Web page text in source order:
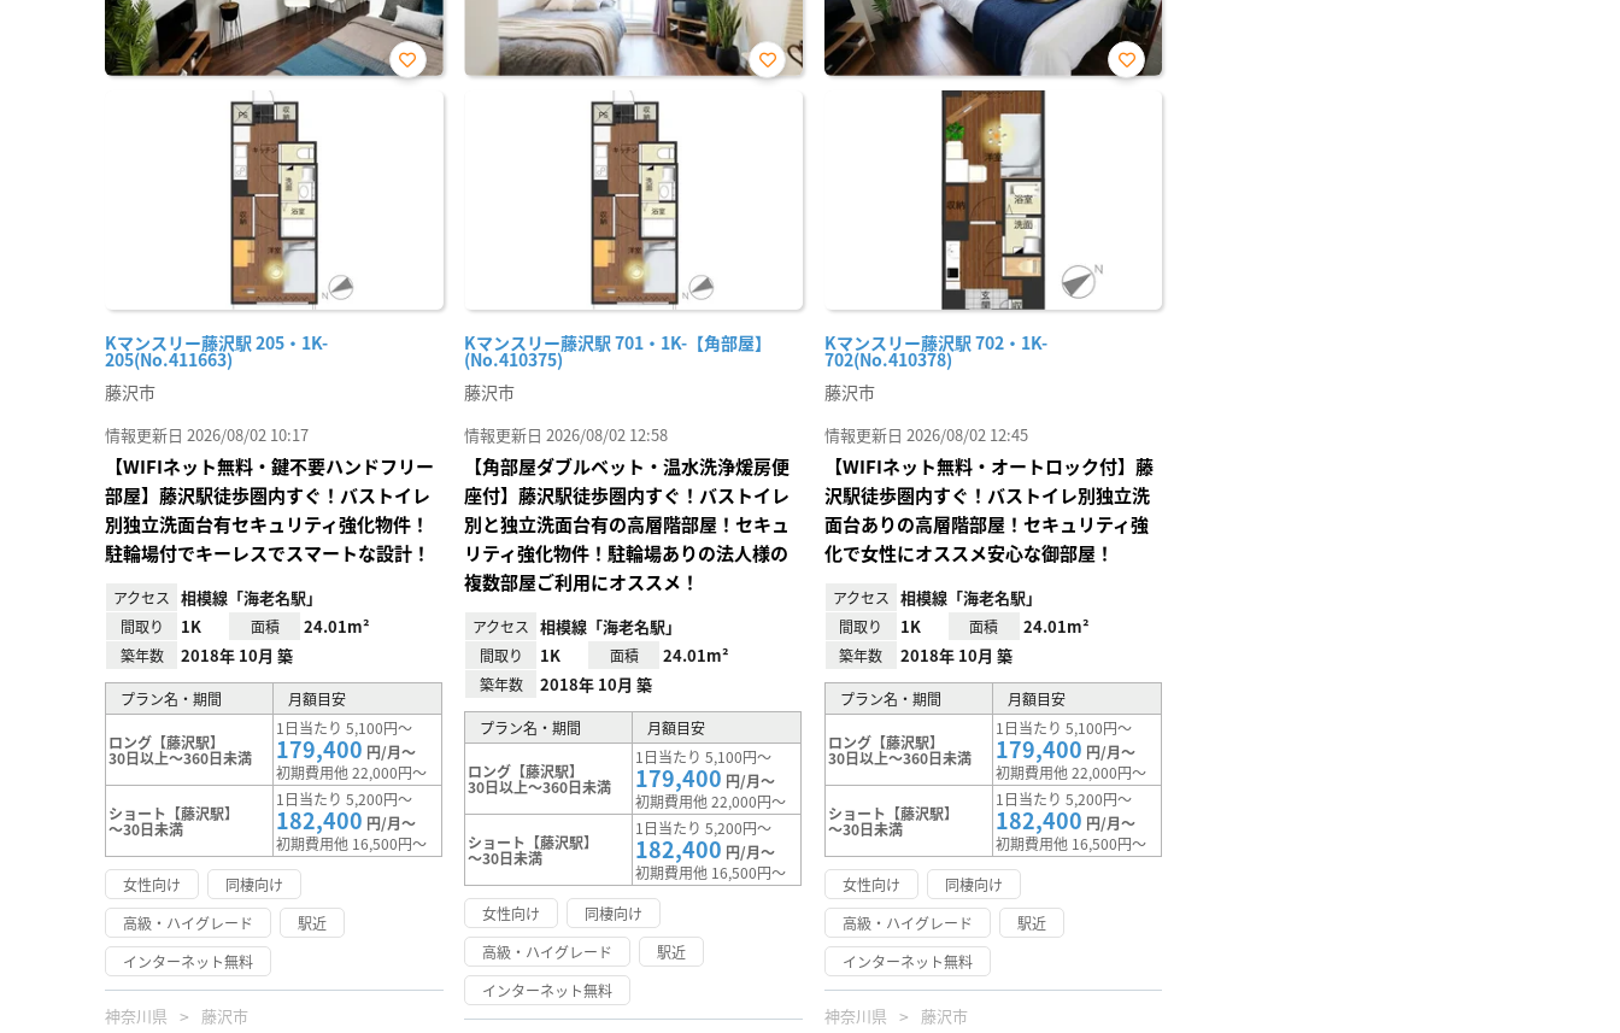
Kマンスリー藤沢駅 205・1K-
205(No.411663)
お気
藤沢市
情報更新日 2026/08/02 10:17
【WIFIネット無料・鍵不要ハンドフリー
部屋】藤沢駅徒歩圏内すぐ！バストイレ
別独立洗面台有セキュリティ強化物件！
駐輪場付でキーレスでスマートな設計！
アクセス 相模線「海老名駅」
間取り 1K 面積 24.01m²
築年数 2018年 10月 築
プラン名・期間 月額目安
ロング【藤沢駅】
30日以上～360日未満
1日当たり 5,100円～
179,400 円/月～
初期費用他 22,000円～
ショート【藤沢駅】
～30日未満
1日当たり 5,200円～
182,400 円/月～
初期費用他 16,500円～
女性向け
同棲向け
高級・ハイグレード
駅近
インターネット無料
神奈川県 藤沢市
Kマンスリー藤沢駅 701・1K-【角部屋】
(No.410375)
お気
藤沢市
情報更新日 2026/08/02 12:58
【角部屋ダブルベット・温水洗浄煖房便
座付】藤沢駅徒歩圏内すぐ！バストイレ
別と独立洗面台有の高層階部屋！セキュ
リティ強化物件！駐輪場ありの法人様の
複数部屋ご利用にオススメ！
アクセス 相模線「海老名駅」
間取り 1K 面積 24.01m²
築年数 2018年 10月 築
プラン名・期間 月額目安
ロング【藤沢駅】
30日以上～360日未満
1日当たり 5,100円～
179,400 円/月～
初期費用他 22,000円～
ショート【藤沢駅】
～30日未満
1日当たり 5,200円～
182,400 円/月～
初期費用他 16,500円～
女性向け
同棲向け
高級・ハイグレード
駅近
インターネット無料
Kマンスリー藤沢駅 702・1K-
702(No.410378)
お気
藤沢市
情報更新日 2026/08/02 12:45
【WIFIネット無料・オートロック付】藤
沢駅徒歩圏内すぐ！バストイレ別独立洗
面台ありの高層階部屋！セキュリティ強
化で女性にオススメ安心な御部屋！
アクセス 相模線「海老名駅」
間取り 1K 面積 24.01m²
築年数 2018年 10月 築
プラン名・期間 月額目安
ロング【藤沢駅】
30日以上～360日未満
1日当たり 5,100円～
179,400 円/月～
初期費用他 22,000円～
ショート【藤沢駅】
～30日未満
1日当たり 5,200円～
182,400 円/月～
初期費用他 16,500円～
女性向け
同棲向け
高級・ハイグレード
駅近
インターネット無料
神奈川県 藤沢市